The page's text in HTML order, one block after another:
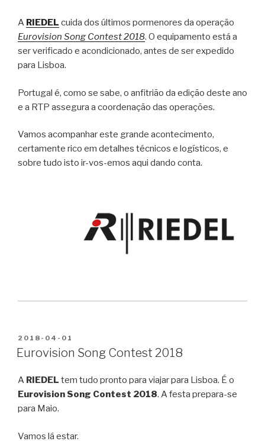
A RIEDEL cuida dos últimos pormenores da operação
Eurovision Song Contest 2018. O equipamento está a
ser verificado e acondicionado, antes de ser expedido
para Lisboa.
Portugal é, como se sabe, o anfitrião da edição deste ano
e a RTP assegura a coordenação das operações.
Vamos acompanhar este grande acontecimento,
certamente rico em detalhes técnicos e logísticos, e
sobre tudo isto ir-vos-emos aqui dando conta.
PUBLICADO
EM
2018-04-01
Eurovision Song Contest 2018
A RIEDEL tem tudo pronto para viajar para Lisboa. É o
Eurovision Song Contest 2018. A festa prepara-se
para Maio.
Vamos lá estar.